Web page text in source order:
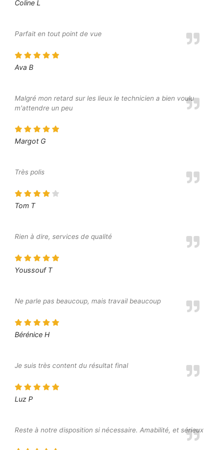
Coline L
Parfait en tout point de vue
Ava B
Malgré mon retard sur les lieux le technicien a bien voulu
m'attendre un peu
Margot G
Très polis
Tom T
Rien à dire, services de qualité
Youssouf T
Ne parle pas beaucoup, mais travail beaucoup
Bérénice H
Je suis très content du résultat final
Luz P
Reste à notre disposition si nécessaire. Amabilité, et sérieux